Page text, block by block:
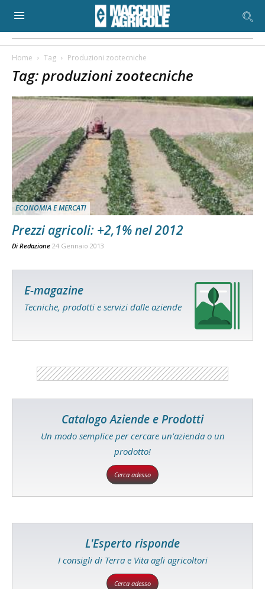
Home Tag Produzioni zootecniche
Tag: produzioni zootecniche
ECONOMIA E MERCATI
Prezzi agricoli: +2,1% nel 2012
Di Redazione 24 Gennaio 2013
E-magazine
Tecniche, prodotti e servizi dalle aziende
Catalogo Aziende e Prodotti
Un modo semplice per cercare un'azienda o un
prodotto!
Cerca adesso
L'Esperto risponde
I consigli di Terra e Vita agli agricoltori
Cerca adesso